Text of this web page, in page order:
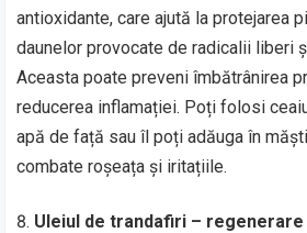
antioxidante, care ajută la protejarea
daunelor provocate de radicalii liberi
Aceasta poate preveni îmbătrânirea
reducerea inflamației. Poți folosi
apă de față sau îl poți adăuga în
combate roșeața și iritațiile.
Uleiul de trandafiri –